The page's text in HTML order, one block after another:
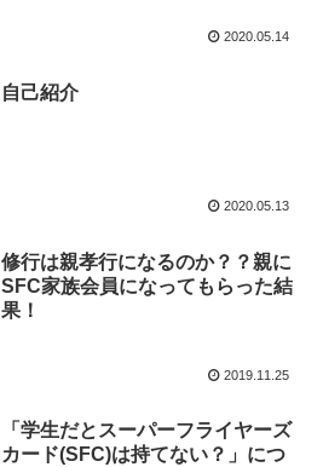
2020.05.14
自己紹介
2020.05.13
修行は親孝行になるのか？？親に
SFC家族会員になってもらった結
果！
2019.11.25
「学生だとスーパーフライヤーズ
カード(SFC)は持てない？」につ